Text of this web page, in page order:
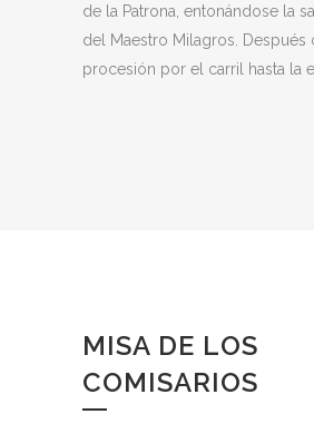
de la Patrona, entonándose la
del Maestro Milagros. Después
procesión por el carril hasta la
MISA DE LOS
COMISARIOS